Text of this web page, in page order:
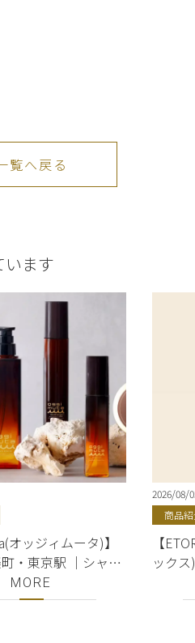
覧へ戻る
います
オッジィムータ)】
・東京駅 ｜シャン
トメント・オイ
ジョン ｜oggi
MORE
2026/08/
商品
【
ック
｜
美容